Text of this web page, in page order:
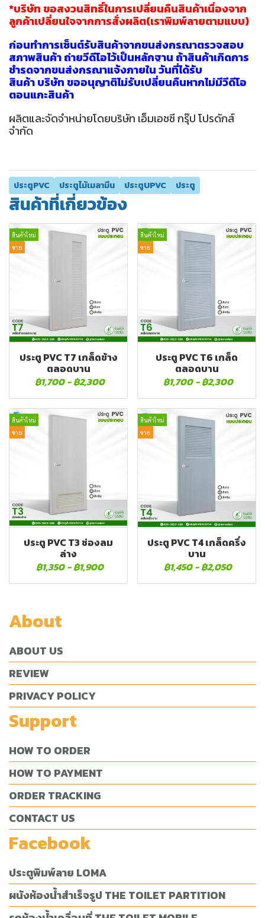
*บริษัท ขอสงวนสิทธิ์ในการเปลี่ยนคืนสินค้าเนื่องจาก
ลูกค้าเปลี่ยนใจจากการสั่งผลิต(เราพิมพ์ลายตามแบบ)
ก่อนทำการเซ็นต์รับสินค้าจากขนส่งกรุณาตรวจสอบ
สภาพสินค้า ถ่ายวีดีโอไว้เป็นหลักฐาน ถ้าสินค้าเกิดการ
ชำรุดจากขนส่งกรุณาแจ้งภายใน วันที่ได้รับ
สินค้า บริษัท ขออนุญาติไม่รับเปลี่ยนคืนหากไม่มีวีดีโอ
ตอนแกะสินค้า
ผลิตและจัดจำหน่ายโดยบริษัท เอ็มเอชซี กรุ๊ป โปรดักส์
จำกัด
ประตูPVC ประตูไม้เมลามีน ประตูUPVC ประตู
สินค้าที่เกี่ยวข้อง
สินค้าใหม่
ขาย
ประตู PVC T7 เกล็ดข้าง
ตลอดบาน
฿1,700 -฿2,300
สินค้าใหม่
ขาย
ประตู PVC T6 เกล็ด
ตลอดบาน
฿1,700 -฿2,300
สินค้าใหม่
ขาย
ประตู PVC T3 ช่องลม
ล่าง
฿1,350 -฿1,900
สินค้าใหม่
ขาย
ประตู PVC T4 เกล็ดครึ่ง
บาน
฿1,450 -฿2,050
About
ABOUT US
REVIEW
PRIVACY POLICY
Support
HOW TO ORDER
HOW TO PAYMENT
ORDER TRACKING
CONTACT US
Facebook
ประตูพิมพ์ลาย LOMA
ผนังห้องน้ำสำเร็จรูป THE TOILET PARTITION